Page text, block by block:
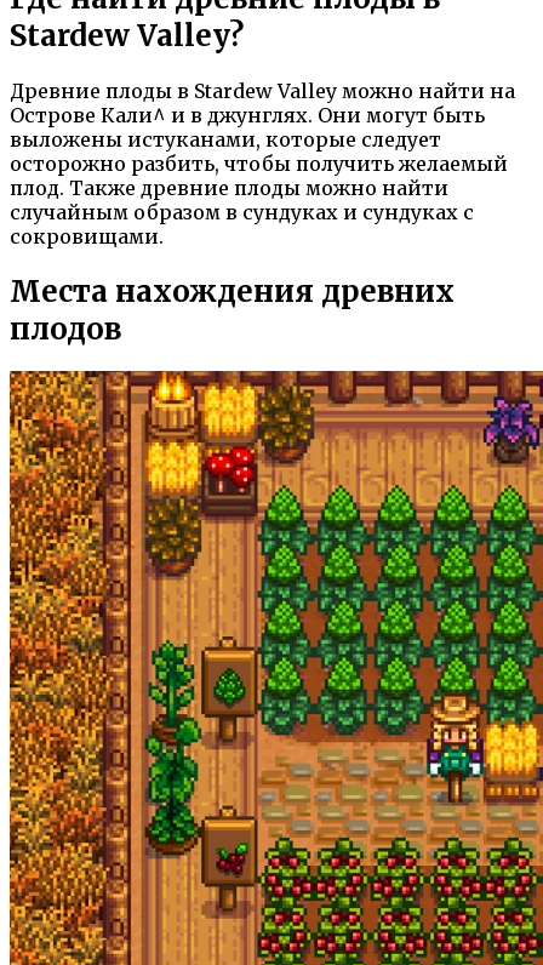
Stardew Valley?
Древние плоды в Stardew Valley можно найти на
Острове Кали^ и в джунглях. Они могут быть
выложены истуканами, которые следует
осторожно разбить, чтобы получить желаемый
плод. Также древние плоды можно найти
случайным образом в сундуках и сундуках с
сокровищами.
Места нахождения древних
плодов